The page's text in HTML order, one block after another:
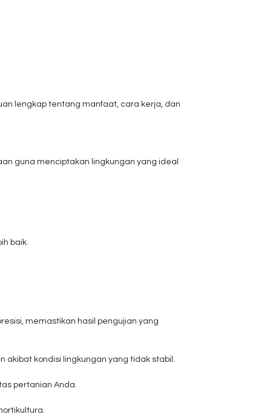
lengkap tentang manfaat, cara kerja, dan
guna menciptakan lingkungan yang ideal
baik.
memastikan hasil pengujian yang
akibat kondisi lingkungan yang tidak stabil.
pertanian Anda.